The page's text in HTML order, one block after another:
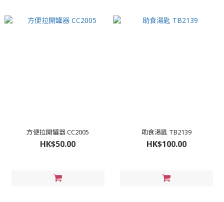
方便拉開罐器 CC2005
HK$50.00
助食湯匙 TB2139
HK$100.00